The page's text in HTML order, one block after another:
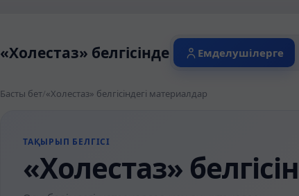
«Холестаз» белгісіндегі материалдар
Емделушілерге
Басты бет/«Холестаз» белгісіндегі материалдар
ТАҚЫРЫП БЕЛГІСІ
«Холестаз»